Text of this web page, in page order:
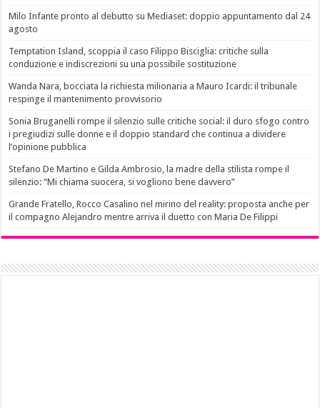
Milo Infante pronto al debutto su Mediaset: doppio appuntamento dal 24
agosto
Temptation Island, scoppia il caso Filippo Bisciglia: critiche sulla
conduzione e indiscrezioni su una possibile sostituzione
Wanda Nara, bocciata la richiesta milionaria a Mauro Icardi: il tribunale
respinge il mantenimento provvisorio
Sonia Bruganelli rompe il silenzio sulle critiche social: il duro sfogo contro
i pregiudizi sulle donne e il doppio standard che continua a dividere
l’opinione pubblica
Stefano De Martino e Gilda Ambrosio, la madre della stilista rompe il
silenzio: “Mi chiama suocera, si vogliono bene davvero”
Grande Fratello, Rocco Casalino nel mirino del reality: proposta anche per
il compagno Alejandro mentre arriva il duetto con Maria De Filippi